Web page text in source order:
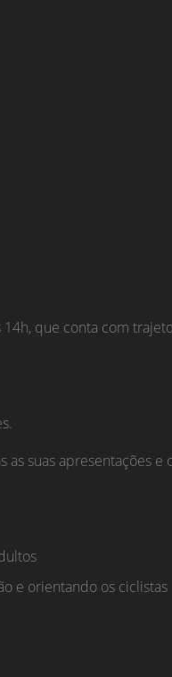
que conta com
suas apresentações e
e orientando os ciclistas